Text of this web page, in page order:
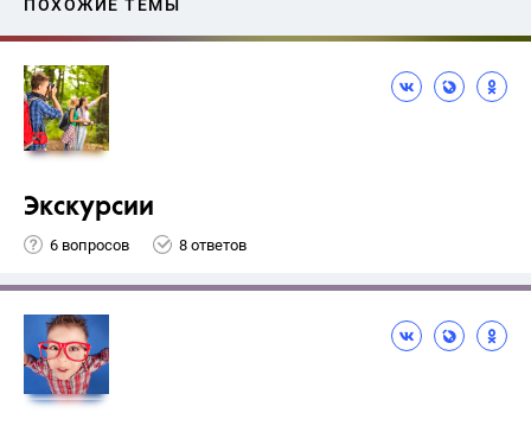
ПОХОЖИЕ ТЕМЫ
Экскурсии
6 вопросов 8 ответов